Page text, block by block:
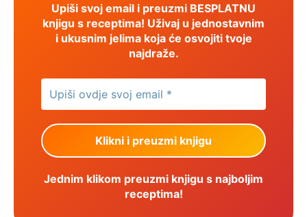
Upiši svoj email i preuzmi BESPLATNU
knjigu s receptima! Uživaj u jednostavnim
i ukusnim jelima koja će osvojiti tvoje
najdraže.
Jednim klikom preuzmi knjigu s najboljim
receptima!